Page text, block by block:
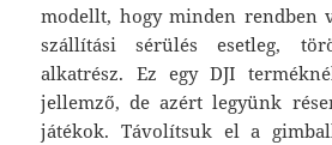
modellt, hogy minden rendben
szállítási sérülés esetleg,
alkatrész. Ez egy DJI
jellemző, de azért legyünk
játékok. Távolítsuk el a